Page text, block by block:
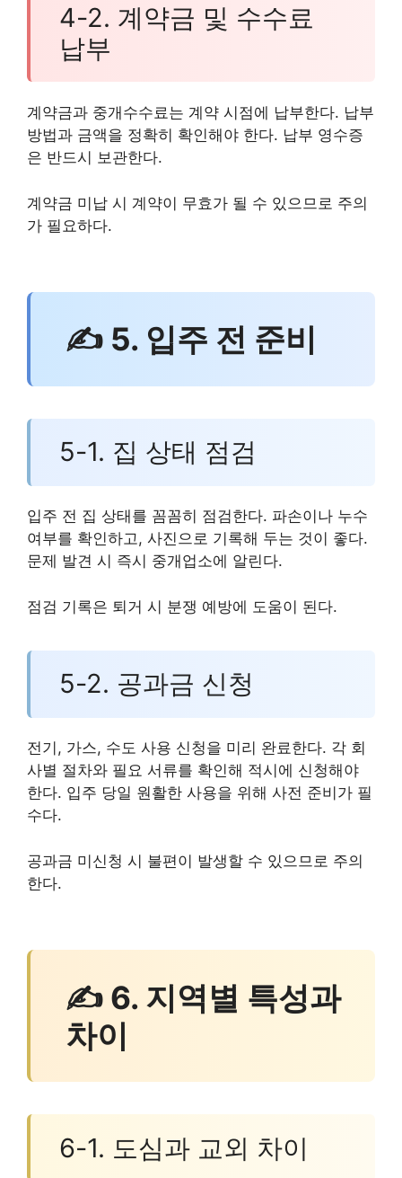
4-2. 계약금 및 수수료
납부
계약금과 중개수수료는 계약 시점에 납부한다. 납부
방법과 금액을 정확히 확인해야 한다. 납부 영수증
은 반드시 보관한다.
계약금 미납 시 계약이 무효가 될 수 있으므로 주의
가 필요하다.
✍ 5. 입주 전 준비
5-1. 집 상태 점검
입주 전 집 상태를 꼼꼼히 점검한다. 파손이나 누수
여부를 확인하고, 사진으로 기록해 두는 것이 좋다.
문제 발견 시 즉시 중개업소에 알린다.
점검 기록은 퇴거 시 분쟁 예방에 도움이 된다.
5-2. 공과금 신청
전기, 가스, 수도 사용 신청을 미리 완료한다. 각 회
사별 절차와 필요 서류를 확인해 적시에 신청해야
한다. 입주 당일 원활한 사용을 위해 사전 준비가 필
수다.
공과금 미신청 시 불편이 발생할 수 있으므로 주의
한다.
✍ 6. 지역별 특성과
차이
6-1. 도심과 교외 차이